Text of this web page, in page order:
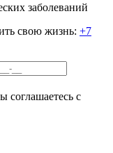
заболеваний
свою жизнь: +7
с